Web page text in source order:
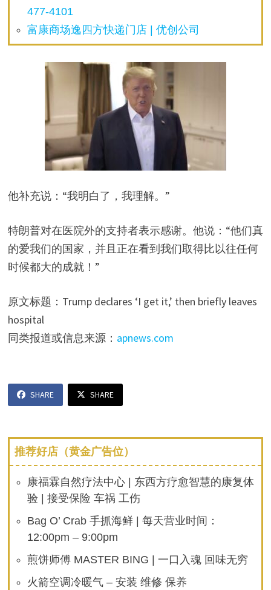
477-4101
富康商场逸四方快递门店 | 优创公司
他补充说：“我明白了，我理解。”
特朗普对在医院外的支持者表示感谢。他说：“他们真
的爱我们的国家，并且正在看到我们取得比以往任何
时候都大的成就！”
原文标题：Trump declares ‘I get it,’ then briefly leaves
hospital
同类报道或信息来源： apnews.com
SHARE SHARE
推荐好店（黄金广告位）
康福霖自然疗法中心 | 东西方疗愈智慧的康复体
验 | 接受保险 车祸 工伤
Bag O’ Crab 手抓海鲜 | 每天营业时间：
12:00pm – 9:00pm
煎饼师傅 MASTER BING | 一口入魂 回味无穷
火箭空调冷暖气 – 安装 维修 保养